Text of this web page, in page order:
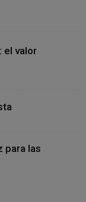
el valor
para las